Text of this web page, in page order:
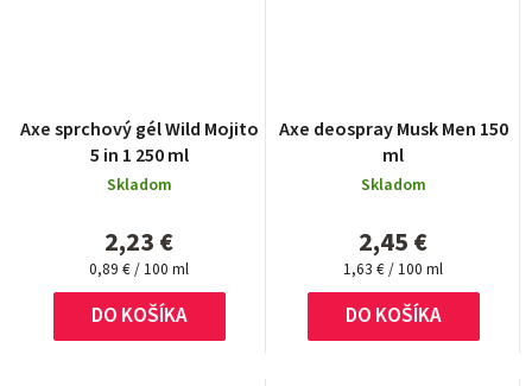
Axe sprchový gél Wild Mojito
5 in 1 250 ml
Skladom
2,23 €
Jednotková
cena:
0,89 € / 100 ml
DO KOŠÍKA
Axe deospray Musk Men 150
ml
Skladom
2,45 €
Jednotková
cena:
1,63 € / 100 ml
DO KOŠÍKA